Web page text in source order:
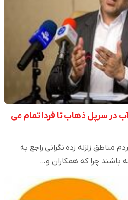
در سرپل ذهاب تا فردا تمام می
مناطق زلزله زده نگرانی راجع به
باشند چرا که همکاران و…